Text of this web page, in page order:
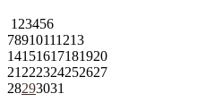
1 23456
78910111213
14151617181920
21 222324252627
28293031